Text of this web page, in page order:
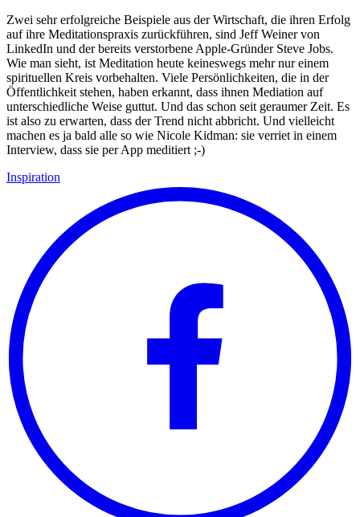
Zwei sehr erfolgreiche Beispiele aus der Wirtschaft, die ihren Erfolg
auf ihre Meditationspraxis zurückführen, sind Jeff Weiner von
LinkedIn und der bereits verstorbene Apple-Gründer Steve Jobs.
Wie man sieht, ist Meditation heute keineswegs mehr nur einem
spirituellen Kreis vorbehalten. Viele Persönlichkeiten, die in der
Öffentlichkeit stehen, haben erkannt, dass ihnen Mediation auf
unterschiedliche Weise guttut. Und das schon seit geraumer Zeit. Es
ist also zu erwarten, dass der Trend nicht abbricht. Und vielleicht
machen es ja bald alle so wie Nicole Kidman: sie verriet in einem
Interview, dass sie per App meditiert ;-)
Inspiration